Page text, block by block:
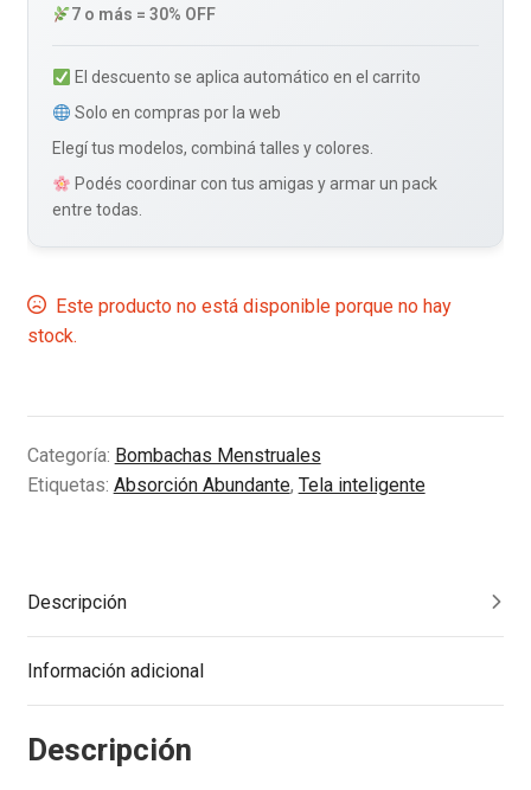
7 o más = 30% OFF
El descuento se aplica automático en el carrito
Solo en compras por la web
Elegí tus modelos, combiná talles y colores.
Podés coordinar con tus amigas y armar un pack
entre todas.
Este producto no está disponible porque no hay
stock.
Categoría: Bombachas Menstruales
Etiquetas: Absorción Abundante, Tela inteligente
Descripción
Información adicional
Descripción